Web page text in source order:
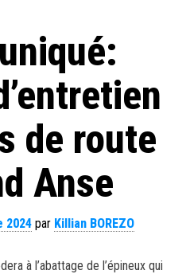
de route
Anse
2024 par Killian BOREZO
à l’abattage de l’épineux qui